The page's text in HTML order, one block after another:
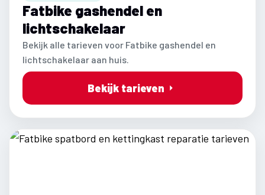
Fatbike gashendel en
lichtschakelaar
Bekijk alle tarieven voor Fatbike gashendel en
lichtschakelaar aan huis.
Bekijk tarieven